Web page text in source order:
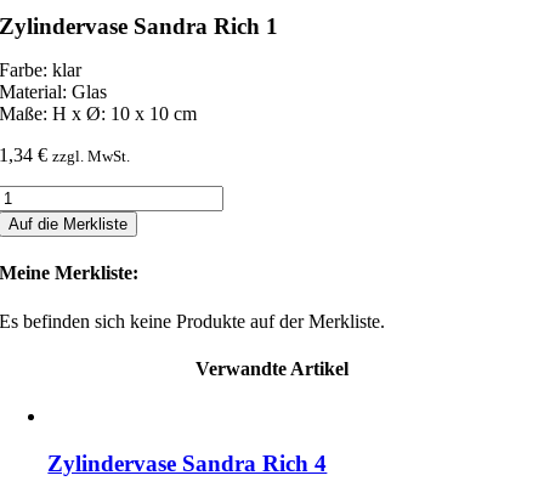
Zylindervase Sandra Rich 1
Farbe: klar
Material: Glas
Maße: H x Ø: 10 x 10 cm
1,34€ zzgl. MwSt.
Auf die Merkliste
Meine Merkliste:
Es befinden sich keine Produkte auf der Merkliste.
Verwandte Artikel
Zylindervase Sandra Rich 4